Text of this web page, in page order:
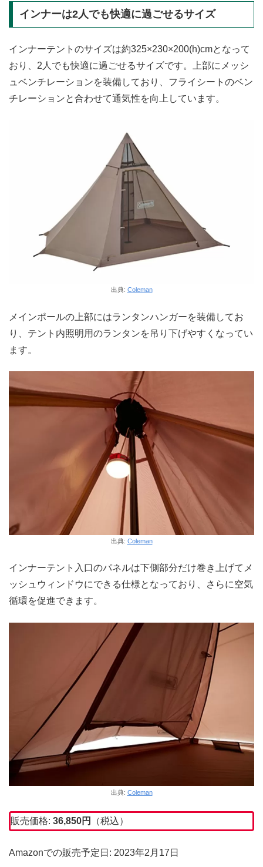
インナーは2人でも快適に過ごせるサイズ
インナーテントのサイズは約325×230×200(h)cmとなって
おり、2人でも快適に過ごせるサイズです。上部にメッシ
ュベンチレーションを装備しており、フライシートのベン
チレーションと合わせて通気性を向上しています。
出典: Coleman
メインポールの上部にはランタンハンガーを装備してお
り、テント内照明用のランタンを吊り下げやすくなってい
ます。
出典: Coleman
インナーテント入口のパネルは下側部分だけ巻き上げてメ
ッシュウィンドウにできる仕様となっており、さらに空気
循環を促進できます。
出典: Coleman
販売価格: 36,850円 （税込）
Amazonでの販売予定日: 2023年2月17日